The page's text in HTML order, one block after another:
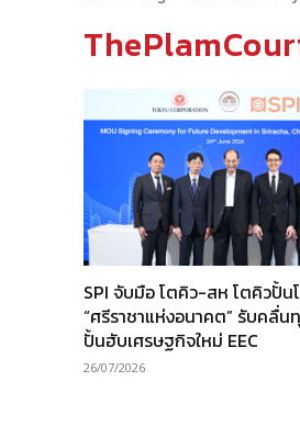
SPI จับมือ โตคิว-สห โตคิวปั้น
“ศรีราชาแห่งอนาคต” รับคลื่น
ปั้นฮับเศรษฐกิจใหม่ EEC
26/07/2026